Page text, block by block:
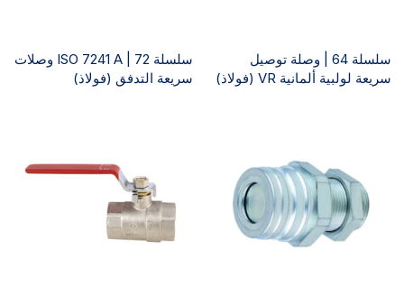
سلسلة 64 | وصلة توصيل
سريعة لولبية ألمانية VR (فولاذ)
سلسلة 72 | ISO 7241 A وصلات
سريعة التدفق (فولاذ)